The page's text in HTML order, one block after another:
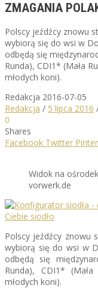
ZMAGANIA
Polscy jeźdźcy znowu
wybiorą się do wsi w
odbędą się
Runda), CDI1* (Mała
młodych koni).
Redakcja 2016-07-05
Redakcja / 5 lipca 2016
0
Shares
Facebook Twitter
Widok na
vorwerk.de
Polscy jeźdźcy znowu
wybiorą się do wsi w
odbędą się
Runda), CDI1*
młodych koni).